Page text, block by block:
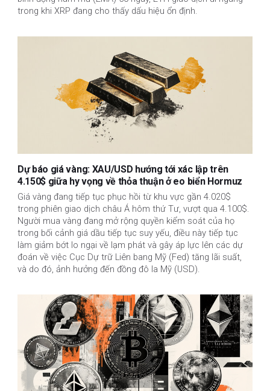
trong khi XRP đang cho thấy dấu hiệu ổn định.
Dự báo giá vàng: XAU/USD hướng tới xác lập trên
4.150$ giữa hy vọng về thỏa thuận ở eo biển Hormuz
Giá vàng đang tiếp tục phục hồi từ khu vực gần 4.020$
trong phiên giao dịch châu Á hôm thứ Tư, vượt qua 4.100$.
Người mua vàng đang mở rộng quyền kiểm soát của họ
trong bối cảnh giá dầu tiếp tục suy yếu, điều này tiếp tục
làm giảm bớt lo ngại về lạm phát và gây áp lực lên các dự
đoán về việc Cục Dự trữ Liên bang Mỹ (Fed) tăng lãi suất,
và do đó, ảnh hưởng đến đồng đô la Mỹ (USD).